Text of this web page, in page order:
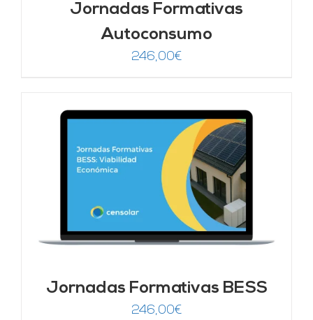
Jornadas Formativas
Autoconsumo
246,00€
Jornadas Formativas BESS
246,00€